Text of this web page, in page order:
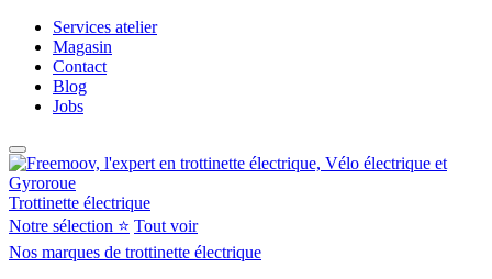
Services atelier
Magasin
Contact
Blog
Jobs
Trottinette électrique
Notre sélection ⭐ Tout voir
Nos marques de trottinette électrique